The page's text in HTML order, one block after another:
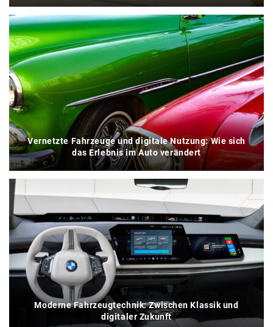
Vernetzte Fahrzeuge und digitale Nutzung: Wie sich
das Erlebnis im Auto verändert
Moderne Fahrzeugtechnik: Zwischen Klassik und
digitaler Zukunft